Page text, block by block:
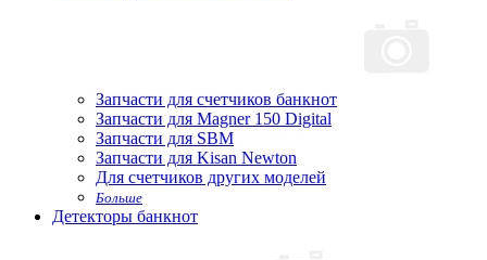
Запчасти для счетчиков банкнот
Запчасти для Magner 150 Digital
Запчасти для SBM
Запчасти для Kisan Newton
Для счетчиков других моделей
Больше
Детекторы банкнот